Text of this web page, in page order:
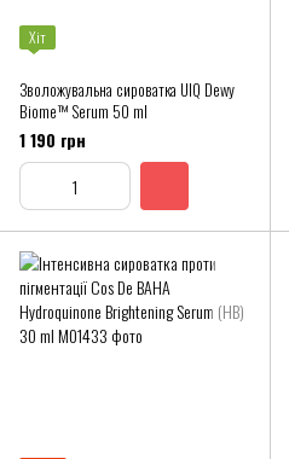
Хіт
Зволожувальна сироватка UIQ Dewy
Biome™ Serum 50 ml
1 190 грн